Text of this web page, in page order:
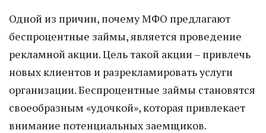
Одной из причин, почему МФО предлагают
беспроцентные займы, является проведение
рекламной акции. Цель такой акции – привлечь
новых клиентов и разрекламировать услуги
организации. Беспроцентные займы становятся
своеобразным «удочкой», которая привлекает
внимание потенциальных заемщиков.